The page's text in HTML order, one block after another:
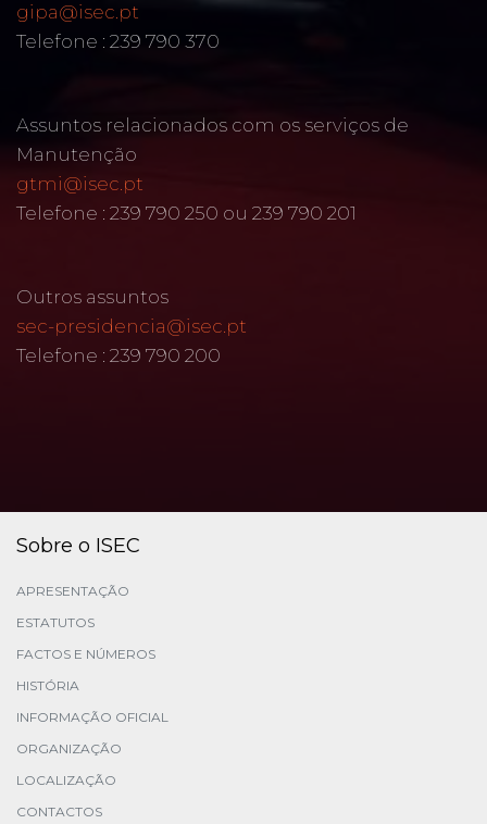
gipa@isec.pt
Telefone : 239 790 370
Assuntos relacionados com os serviços de
Manutenção
gtmi@isec.pt
Telefone : 239 790 250 ou 239 790 201
Outros assuntos
sec-presidencia@isec.pt
Telefone : 239 790 200
Sobre o ISEC
APRESENTAÇÃO
ESTATUTOS
FACTOS E NÚMEROS
HISTÓRIA
INFORMAÇÃO OFICIAL
ORGANIZAÇÃO
LOCALIZAÇÃO
CONTACTOS